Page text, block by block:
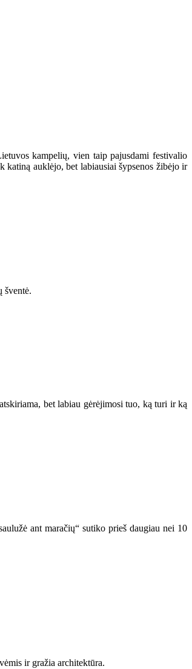
kampelių, vien taip pajusdami festivalio
katiną auklėjo, bet labiausiai šypsenos žibėjo ir
šventė.
bet labiau gėrėjimosi tuo, ką turi ir ką
ant maračių“ sutiko prieš daugiau nei 10
ir gražia architektūra.